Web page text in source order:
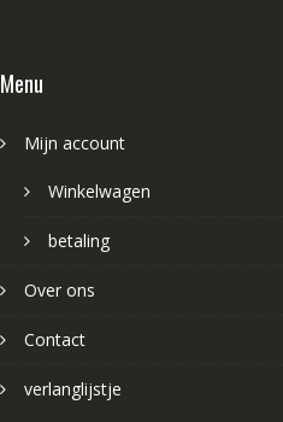
Menu
Mijn account
Winkelwagen
betaling
Over ons
Contact
verlanglijstje